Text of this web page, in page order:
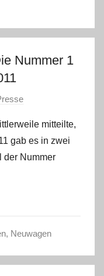
Nummer 1
mitteilte,
gab es in zwei
der Nummer
, Neuwagen